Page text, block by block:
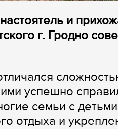
настоятель и
г. Гродно
успешно
семьи с
отдыха и